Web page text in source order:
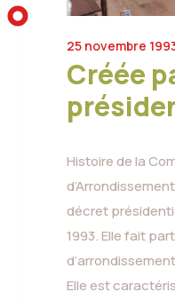
25 novembre
Créée
Histoire de la
décret
1993. Elle fait
Elle est